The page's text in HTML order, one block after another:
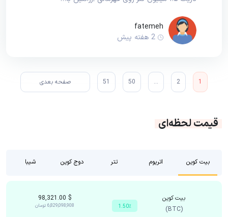
fatemeh
2 هفته پیش
1
2
…
50
51 صفحه بعدی
قیمت لحظه‌ای
بیت کوین اتریوم تتر دوج کوین شیبا
بیت کوین
(BTC)
1.50٪
$
6,829,098,908 تومان